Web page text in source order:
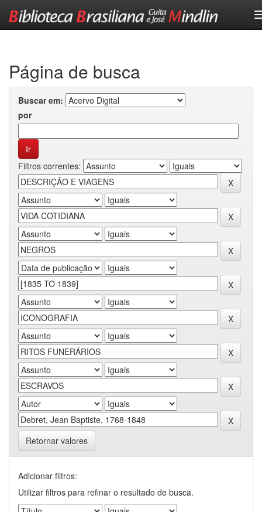
Página de busca
Buscar em:
por
Filtros correntes:
Retornar valores
Adicionar filtros:
Utilizar filtros para refinar o resultado de busca.